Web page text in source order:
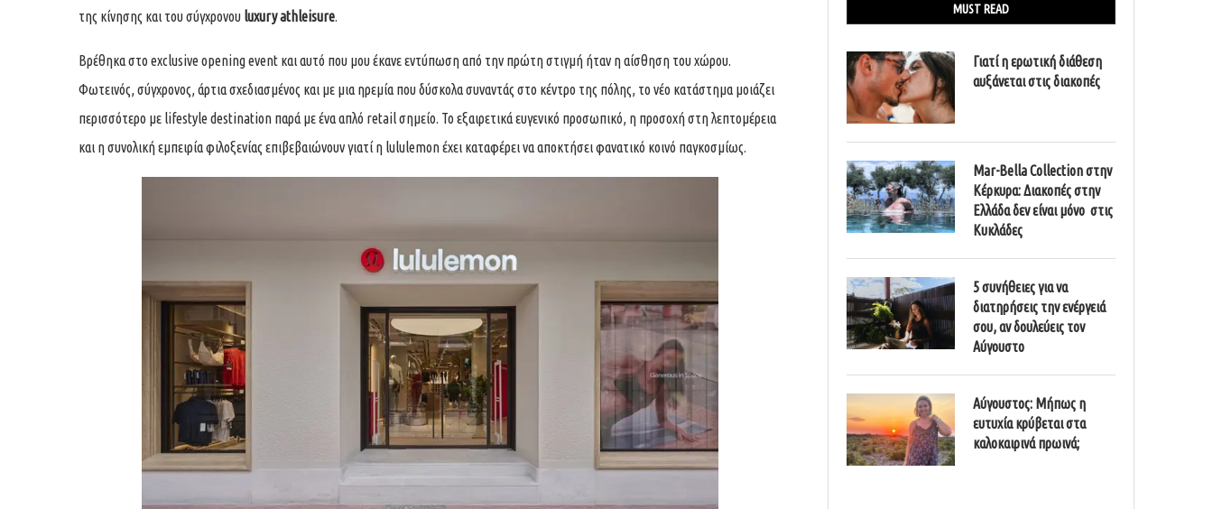
της κίνησης και του σύγχρονου luxury athleisure.
Βρέθηκα στο exclusive opening event και αυτό που μου έκανε εντύπωση από την πρώτη στιγμή ήταν η αίσθηση του χώρου.
Φωτεινός, σύγχρονος, άρτια σχεδιασμένος και με μια ηρεμία που δύσκολα συναντάς στο κέντρο της πόλης, το νέο κατάστημα μοιάζει
περισσότερο με lifestyle destination παρά με ένα απλό retail σημείο. Το εξαιρετικά ευγενικό προσωπικό, η προσοχή στη λεπτομέρεια
και η συνολική εμπειρία φιλοξενίας επιβεβαιώνουν γιατί η lululemon έχει καταφέρει να αποκτήσει φανατικό κοινό παγκοσμίως.
MUST READ
Γιατί η ερωτική διάθεση
αυξάνεται στις διακοπές
Mar-Bella Collection στην
Κέρκυρα: Διακοπές στην
Ελλάδα δεν είναι μόνο στις
Κυκλάδες
5 συνήθειες για να
διατηρήσεις την ενέργειά
σου, αν δουλεύεις τον
Αύγουστο
Αύγουστος: Μήπως η
ευτυχία κρύβεται στα
καλοκαιρινά πρωινά;